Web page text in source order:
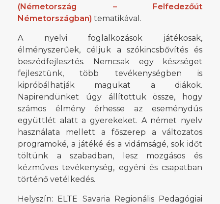
(Németország – Felfedezőút
Németországban) tematikával.
A nyelvi foglalkozások játékosak,
élményszerűek, céljuk a szókincsbővítés és
beszédfejlesztés. Nemcsak egy készséget
fejlesztünk, több tevékenységben is
kipróbálhatják magukat a diákok.
Napirendünket úgy állítottuk össze, hogy
számos élmény érhesse az eseménydús
együttlét alatt a gyerekeket. A német nyelv
használata mellett a főszerep a változatos
programoké, a játéké és a vidámságé, sok időt
töltünk a szabadban, lesz mozgásos és
kézműves tevékenység, egyéni és csapatban
történő vetélkedés.
Helyszín: ELTE Savaria Regionális Pedagógiai